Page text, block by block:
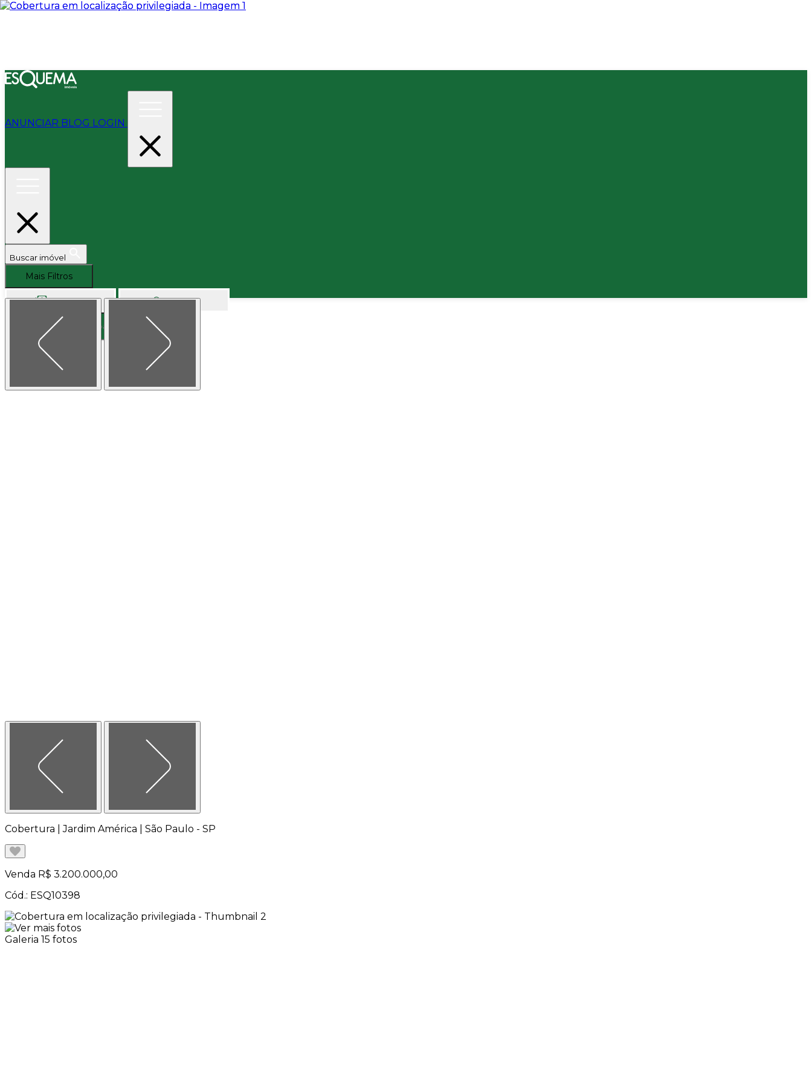
ANUNCIAR BLOG LOGIN
Buscar imóvel
Mais Filtros
Buscar
Cobertura | Jardim América | São Paulo - SP
Venda R$ 3.200.000,00
Cód.: ESQ10398
Galeria 15 fotos